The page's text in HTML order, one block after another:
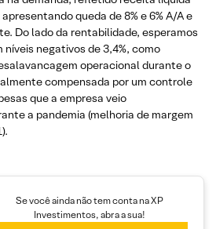
queda de 8% e 6% A/A e
Do lado da rentabilidade, esperamos
níveis negativos de 3,4%, como
operacional durante o
compensada por um controle
que a empresa veio
a pandemia (melhoria de margem
Se você ainda não tem conta na XP
Investimentos, abra a sua!